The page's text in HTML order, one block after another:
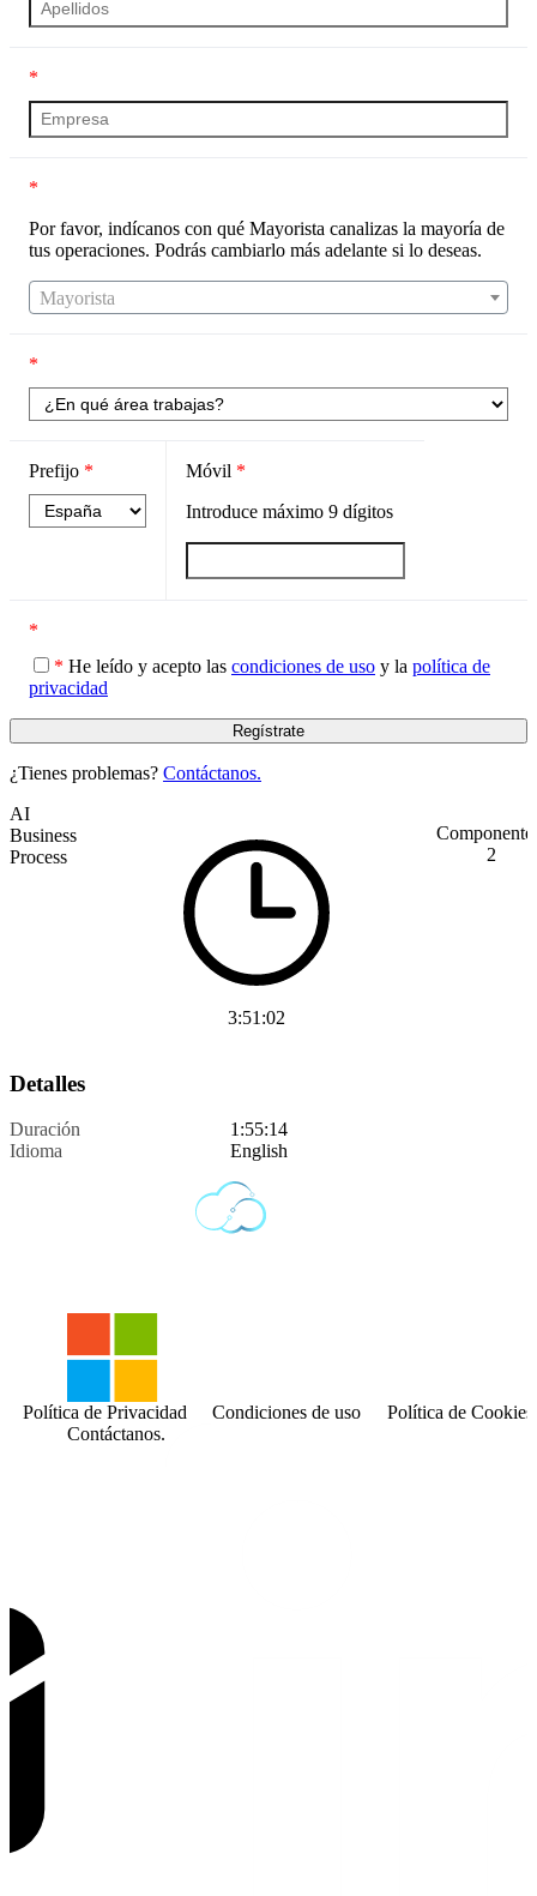
*
*
Por favor, indícanos con qué Mayorista canalizas la mayoría de
tus operaciones. Podrás cambiarlo más adelante si lo deseas.
Mayorista
*
Prefijo * Móvil *
Introduce máximo 9dígitos
*
* He leído y acepto las condiciones de uso y la política de
privacidad
¿Tienes problemas? Contáctanos.
AI
Business
Process
3:51:02
2
Detalles
Duración
1:55:14
Idioma
English
Contáctanos.
Política de Privacidad Condiciones de uso Política de Cookies